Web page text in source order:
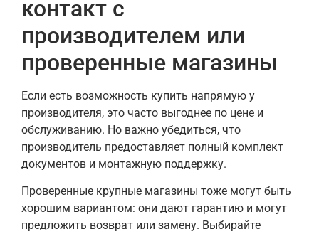
контакт с
производителем или
проверенные магазины
Если есть возможность купить напрямую у
производителя, это часто выгоднее по цене и
обслуживанию. Но важно убедиться, что
производитель предоставляет полный комплект
документов и монтажную поддержку.
Проверенные крупные магазины тоже могут быть
хорошим вариантом: они дают гарантию и могут
предложить возврат или замену. Выбирайте